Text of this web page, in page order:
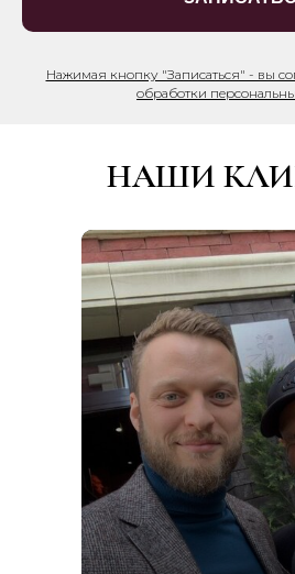
Нажимая кнопку "Записаться" - вы
обработки
НАШИ